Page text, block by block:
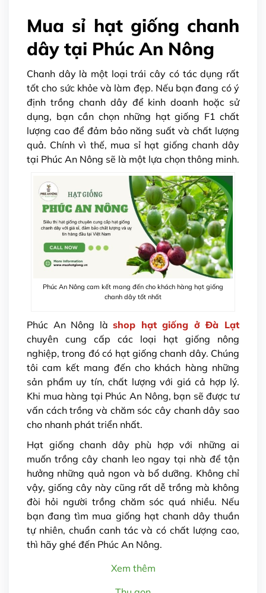
Mua sỉ hạt giống chanh
dây tại Phúc An Nông
Chanh dây là một loại trái cây có tác dụng rất
tốt cho sức khỏe và làm đẹp. Nếu bạn đang có ý
định trồng chanh dây để kinh doanh hoặc sử
dụng, bạn cần chọn những hạt giống F1 chất
lượng cao để đảm bảo năng suất và chất lượng
quả. Chính vì thế, mua sỉ hạt giống chanh dây
tại Phúc An Nông sẽ là một lựa chọn thông minh.
Phúc An Nông cam kết mang đến cho khách hàng hạt giống
chanh dây tốt nhất
Phúc An Nông làshop hạt giống ở Đà Lạt
chuyên cung cấp các loại hạt giống nông
nghiệp, trong đó có hạt giống chanh dây. Chúng
tôi cam kết mang đến cho khách hàng những
sản phẩm uy tín, chất lượng với giá cả hợp lý.
Khi mua hàng tại Phúc An Nông, bạn sẽ được tư
vấn cách trồng và chăm sóc cây chanh dây sao
cho nhanh phát triển nhất.
Hạt giống chanh dây phù hợp với những ai
muốn trồng cây chanh leo ngay tại nhà để tận
hưởng những quả ngon và bổ dưỡng. Không chỉ
vậy, giống cây này cũng rất dễ trồng mà không
đòi hỏi người trồng chăm sóc quá nhiều. Nếu
bạn đang tìm mua giống hạt chanh dây thuần
tự nhiên, chuẩn canh tác và có chất lượng cao,
thì hãy ghé đến Phúc An Nông.
Xem thêm